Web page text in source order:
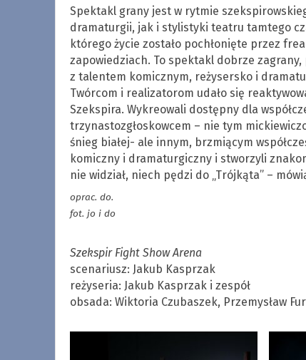
Spektakl grany jest w rytmie
dramaturgii, jak i stylistyki teatru tamtego
którego życie zostało pochłonięte przez
zapowiedziach. To spektakl dobrze
z talentem komicznym, reżysersko i
Twórcom i realizatorom udało się
Szekspira. Wykreowali dostępny dla
trzynastozgłoskowcem – nie tym
śnieg białej- ale innym, brzmiącym
komiczny i dramaturgiczny i stworzyli
nie widział, niech pędzi do „Trójkąta” –
oprac. do.
fot. jo i do
Szekspir Fight Show Arena
scenariusz: Jakub Kasprzak
reżyseria: Jakub Kasprzak i zespół
obsada: Wiktoria Czubaszek, Przemysław